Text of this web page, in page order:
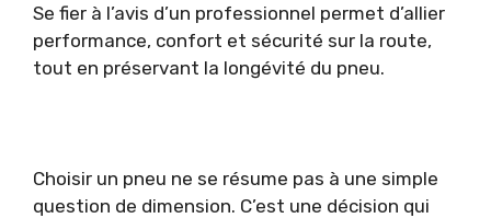
Se fier à l’avis d’un professionnel permet d’allier
performance, confort et sécurité sur la route,
tout en préservant la longévité du pneu.
Choisir un pneu ne se résume pas à une simple
question de dimension. C’est une décision qui